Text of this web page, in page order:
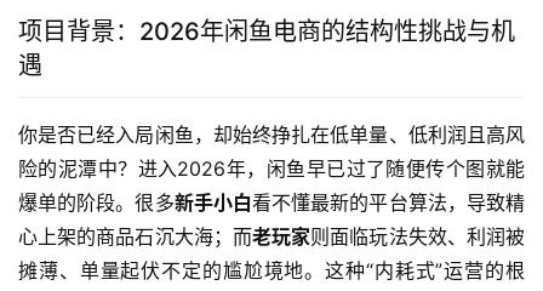
项目背景：2026年闲鱼电商的结构性挑战与机
遇
你是否已经入局闲鱼，却始终挣扎在低单量、低利润且高风
险的泥潭中？进入2026年，闲鱼早已过了随便传个图就能
爆单的阶段。很多新手小白看不懂最新的平台算法，导致精
心上架的商品石沉大海；而老玩家则面临玩法失效、利润被
摊薄、单量起伏不定的尴尬境地。这种“内耗式”运营的根